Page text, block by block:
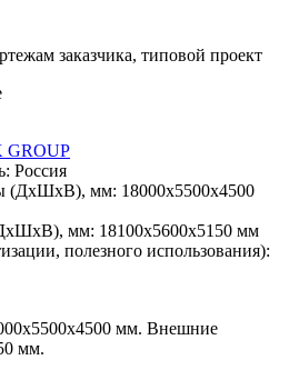
заказчика, типовой проект
GROUP
Россия
(ДхШхВ), мм: 18000х5500х4500
мм: 18100х5600х5150 мм
полезного использования):
мм. Внешние
мм.